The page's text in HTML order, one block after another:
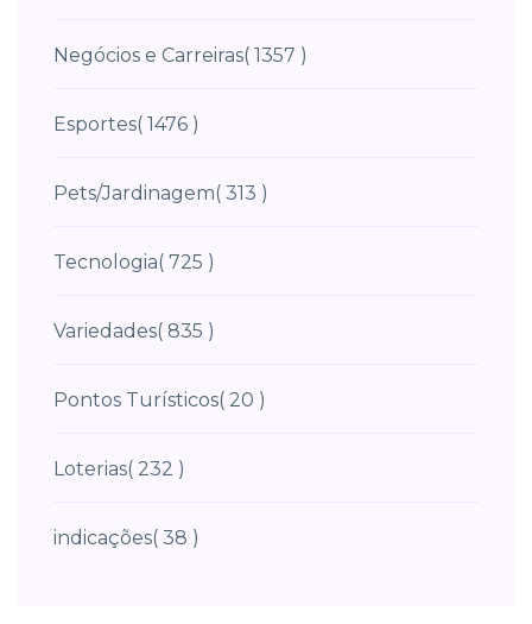
Negócios e Carreiras( 1357 )
Esportes( 1476 )
Pets/Jardinagem( 313 )
Tecnologia( 725 )
Variedades( 835 )
Pontos Turísticos( 20 )
Loterias( 232 )
indicações( 38 )